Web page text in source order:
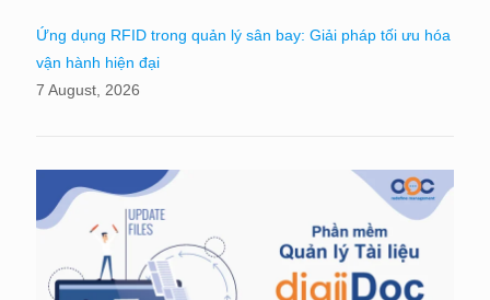
Ứng dụng RFID trong quản lý sân bay: Giải pháp tối ưu hóa
vận hành hiện đại
7 August, 2026